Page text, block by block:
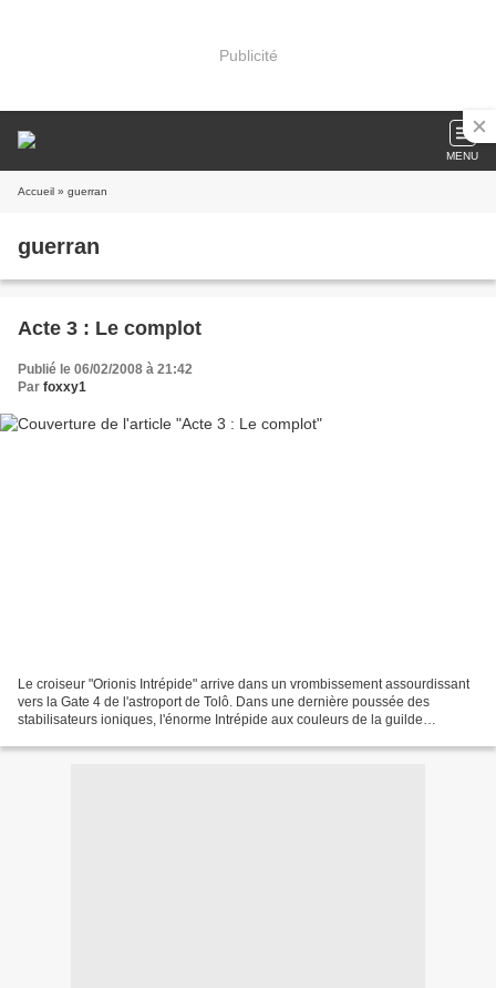
Publicité
MENU
Accueil » guerran
guerran
Acte 3 : Le complot
Publié le 06/02/2008 à 21:42
Par foxxy1
Le croiseur "Orionis Intrépide" arrive dans un vrombissement assourdissant
vers la Gate 4 de l'astroport de Tolô. Dans une dernière poussée des
stabilisateurs ioniques, l'énorme Intrépide aux couleurs de la guilde